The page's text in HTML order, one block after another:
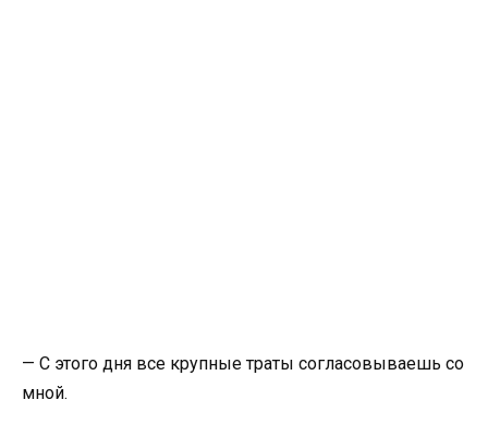
— С этого дня все крупные траты согласовываешь со
мной.